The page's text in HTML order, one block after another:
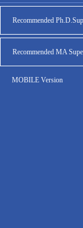
Recommended
Recommended MA
MOBILE Version